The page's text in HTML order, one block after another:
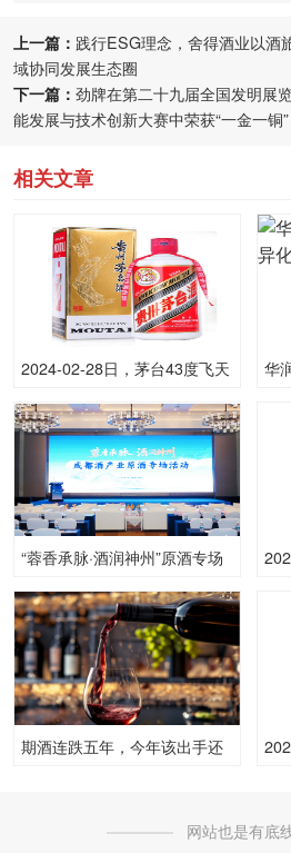
上一篇： 践行ESG理念，舍得酒业以酒
域协同发展生态圈
下一篇： 劲牌在第二十九届全国发明展
能发展与技术创新大赛中荣获“一金一铜”
相关文章
2024-02-28日，茅台43度飞天
格是多少呢？
华
“蓉香承脉·酒润神州”原酒专场
业高质量发展新图景
期酒连跌五年，今年该出手还
网站也是有底